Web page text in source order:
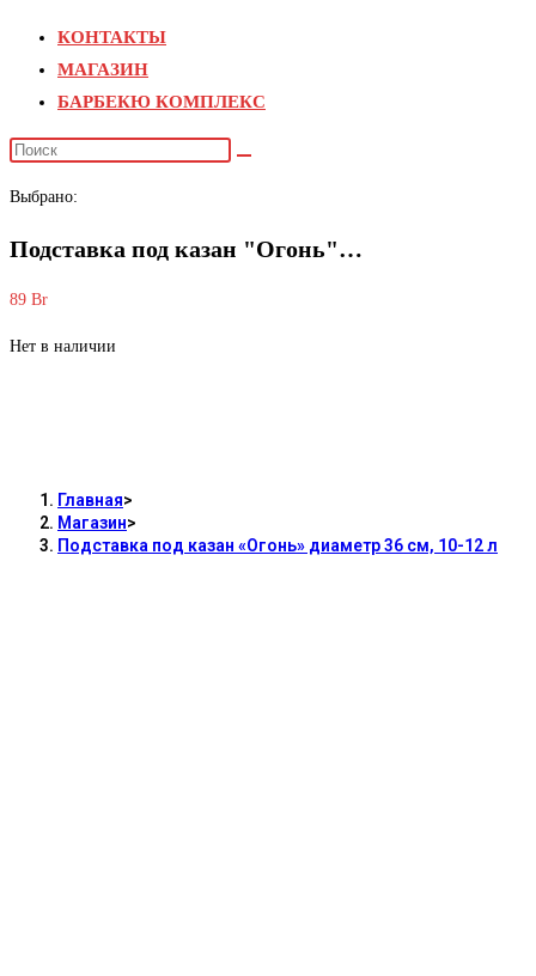
сайту
search
КОНТАКТЫ
МАГАЗИН
БАРБЕКЮ КОМПЛЕКС
Поиск
сайте
Выбрано:
Подставка под казан "Огонь"…
89 Br
Нет в наличии
Главная>
Магазин>
Подставка под казан «Огонь» диаметр 36 см, 10-12 л